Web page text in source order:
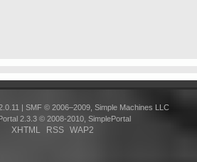
SMF © 2006–2009, Simple Machines LLC
2.3.3 © 2008-2010, SimplePortal
XHTML RSS WAP2